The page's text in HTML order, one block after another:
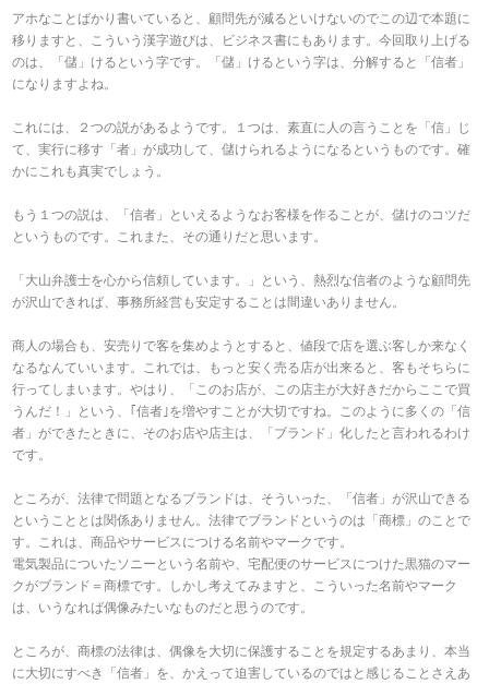
アホなことばかり書いていると、顧問先が減るといけないのでこの辺で本題に
移りますと、こういう漢字遊びは、ビジネス書にもあります。今回取り上げる
のは、「儲」けるという字です。「儲」けるという字は、分解すると「信者」
になりますよね。
これには、２つの説があるようです。１つは、素直に人の言うことを「信」じ
て、実行に移す「者」が成功して、儲けられるようになるというものです。確
かにこれも真実でしょう。
もう１つの説は、「信者」といえるようなお客様を作ることが、儲けのコツだ
というものです。これまた、その通りだと思います。
「大山弁護士を心から信頼しています。」という、熱烈な信者のような顧問先
が沢山できれば、事務所経営も安定することは間違いありません。
商人の場合も、安売りで客を集めようとすると、値段で店を選ぶ客しか来なく
なるなんていいます。これでは、もっと安く売る店が出来ると、客もそちらに
行ってしまいます。やはり、「このお店が、この店主が大好きだからここで買
うんだ！」という、｢信者｣を増やすことが大切ですね。このように多くの「信
者」ができたときに、そのお店や店主は、「ブランド」化したと言われるわけ
です。
ところが、法律で問題となるブランドは、そういった、「信者」が沢山できる
ということとは関係ありません。法律でブランドというのは「商標」のことで
す。これは、商品やサービスにつける名前やマークです。
電気製品についたソニーという名前や、宅配便のサービスにつけた黒猫のマー
クがブランド＝商標です。しかし考えてみますと、こういった名前やマーク
は、いうなれば偶像みたいなものだと思うのです。
ところが、商標の法律は、偶像を大切に保護することを規定するあまり、本当
に大切にすべき「信者」を、かえって迫害しているのではと感じることさえあ